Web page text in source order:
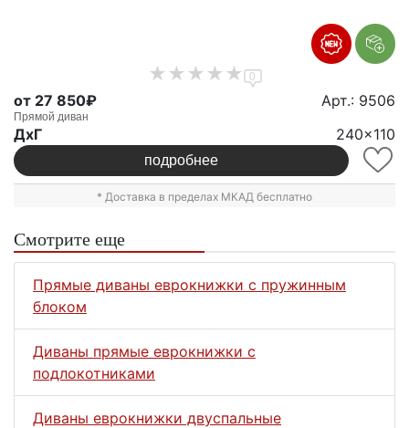
0
от 27 850₽ Арт.: 9506
Прямой диван
ДxГ 240x110
подробнее
* Доставка в пределах МКАД бесплатно
Смотрите еще
Прямые диваны еврокнижки с пружинным
блоком
Диваны прямые еврокнижки с
подлокотниками
Диваны еврокнижки двуспальные